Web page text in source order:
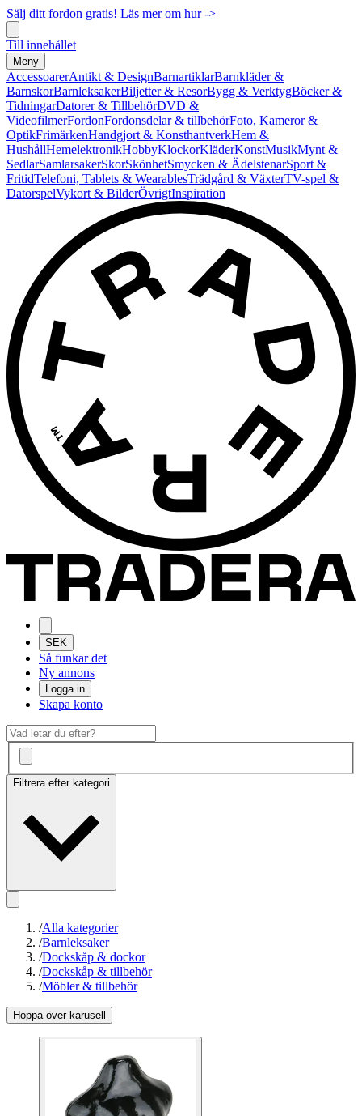
Sälj ditt fordon gratis! Läs mer om hur ->
Till innehållet
Meny
AccessoarerAntikt & DesignBarnartiklarBarnkläder &
BarnskorBarnleksakerBiljetter & ResorBygg & VerktygBöcker &
TidningarDatorer & TillbehörDVD &
VideofilmerFordonFordonsdelar & tillbehörFoto, Kameror &
OptikFrimärkenHandgjort & KonsthantverkHem &
HushållHemelektronikHobbyKlockorKläderKonstMusikMynt &
SedlarSamlarsakerSkorSkönhetSmycken & ÄdelstenarSport &
FritidTelefoni, Tablets & WearablesTrädgård & VäxterTV-spel &
DatorspelVykort & BilderÖvrigtInspiration
SEK
Så funkar det
Ny annons
Logga in
Skapa konto
Filtrera efter kategori
/Alla kategorier
/Barnleksaker
/Dockskåp & dockor
/Dockskåp & tillbehör
/Möbler & tillbehör
Hoppa över karusell